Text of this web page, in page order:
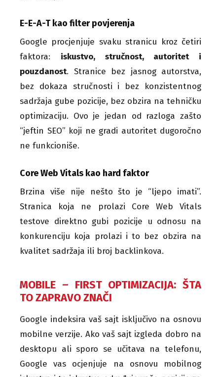
E-E-A-T kao filter povjerenja
Google procjenjuje svaku stranicu kroz četiri
faktora: iskustvo, stručnost, autoritet i
pouzdanost. Stranice bez jasnog autorstva,
bez dokaza stručnosti i bez konzistentnog
sadržaja gube pozicije, bez obzira na tehničku
optimizaciju. Ovo je jedan od razloga zašto
“jeftin SEO” koji ne gradi autoritet dugoročno
ne funkcioniše.
Core Web Vitals kao hard faktor
Brzina više nije nešto što je “ljepo imati”.
Stranica koja ne prolazi Core Web Vitals
testove direktno gubi pozicije u odnosu na
konkurenciju koja prolazi i to bez obzira na
kvalitet sadržaja ili broj backlinkova.
MOBILE – FIRST OPTIMIZACIJA: ŠTA
TO ZAPRAVO ZNAČI
Google indeksira vaš sajt isključivo na osnovu
mobilne verzije. Ako vaš sajt izgleda dobro na
desktopu ali sporo se učitava na telefonu,
Google vas ocjenjuje na osnovu mobilnog